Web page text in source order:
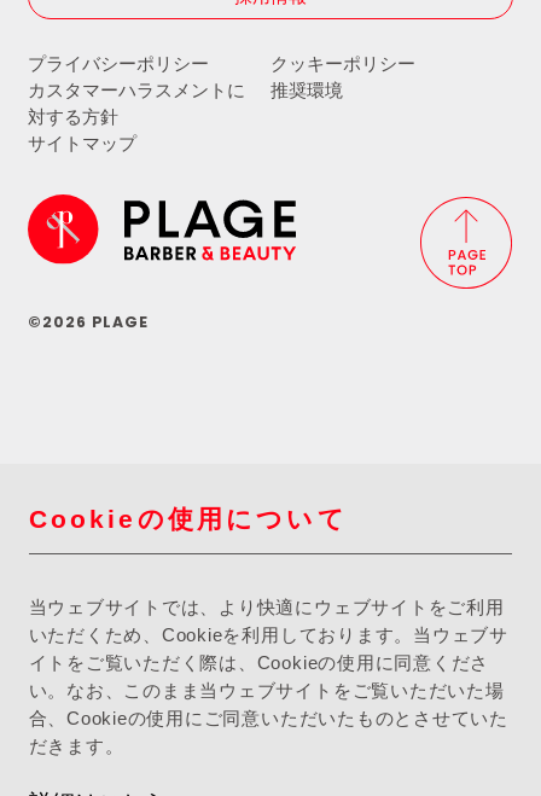
プライバシーポリシー
クッキーポリシー
カスタマーハラスメントに
対する方針
推奨環境
サイトマップ
©2026 PLAGE
Cookieの使用について
当ウェブサイトでは、より快適にウェブサイトをご利用
いただくため、Cookieを利用しております。当ウェブサ
イトをご覧いただく際は、Cookieの使用に同意くださ
い。なお、このまま当ウェブサイトをご覧いただいた場
合、Cookieの使用にご同意いただいたものとさせていた
だきます。